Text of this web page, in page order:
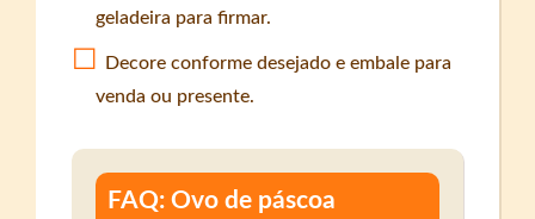
geladeira para firmar.
Decore conforme desejado e embale para
venda ou presente.
FAQ: Ovo de páscoa